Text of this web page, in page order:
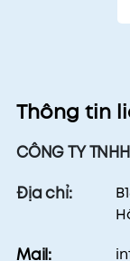
Thông tin
CÔNG TY
Địa chỉ:
Mail: